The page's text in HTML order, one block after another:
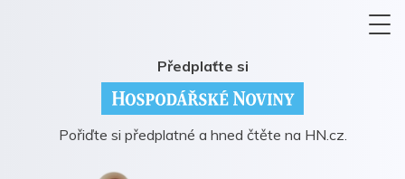
Předplaťte si
Pořiďte si předplatné a hned čtěte na HN.cz.